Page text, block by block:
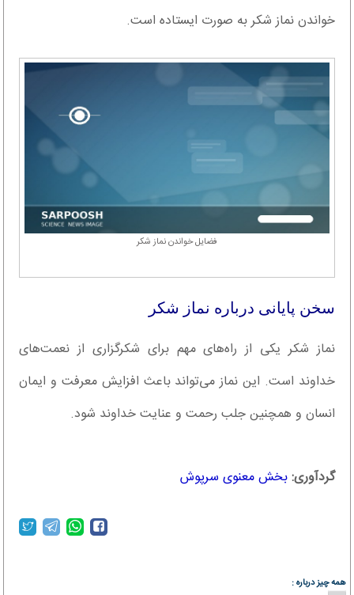
خواندن نماز شکر به صورت ایستاده است.
فضایل خواندن نماز شکر
سخن پایانی درباره نماز شکر
نماز شکر یکی از راه‌های مهم برای شکرگزاری از نعمت‌های
خداوند است. این نماز می‌تواند باعث افزایش معرفت و ایمان
انسان و همچنین جلب رحمت و عنایت خداوند شود.
گردآوری:بخش معنوی سرپوش
همه چیز درباره :